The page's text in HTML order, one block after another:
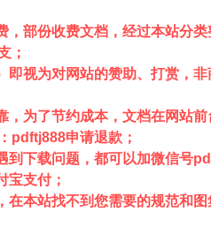
，部份收费文档，经过本站分
；
即视为对网站的赞助、打赏，
，为了节约成本，文档在网站
pdftj888申请退款；
到下载问题，都可以加微信号
宝支付；
在本站找不到您需要的规范和